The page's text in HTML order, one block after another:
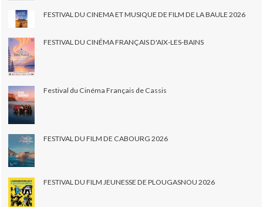
FESTIVAL DU CINEMA ET MUSIQUE DE FILM DE LA BAULE 2026
FESTIVAL DU CINÉMA FRANÇAIS D'AIX-LES-BAINS
Festival du Cinéma Français de Cassis
FESTIVAL DU FILM DE CABOURG 2026
FESTIVAL DU FILM JEUNESSE DE PLOUGASNOU 2026